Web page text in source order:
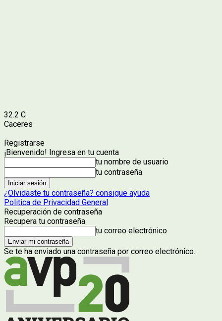
32.2 C
Caceres
Registrarse
¡Bienvenido! Ingresa en tu cuenta
tu nombre de usuario
tu contraseña
¿Olvidaste tu contraseña? consigue ayuda
Politica de Privacidad General
Recuperación de contraseña
Recupera tu contraseña
tu correo electrónico
Se te ha enviado una contraseña por correo electrónico.